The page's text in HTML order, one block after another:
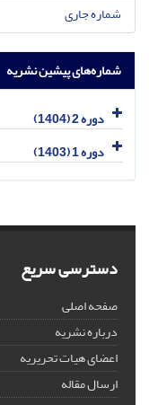
شماره جاری
شماره‌های پیشین نشریه
دوره 2 (1404)
دوره 1 (1403)
دسترسی سریع
صفحه اصلی
درباره نشریه
اعضای هیات تحریریه
ارسال مقاله